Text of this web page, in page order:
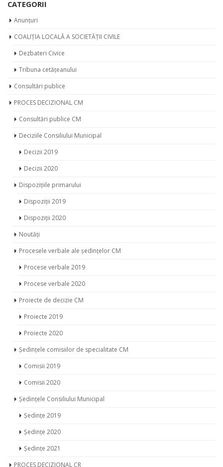
COALIȚIA LOCALĂ A SOCIETĂȚII CIVILE
Dezbateri Civice
Tribuna cetățeanului
Consultări publice
PROCES DECIZIONAL CM
Consultări publice CM
Deciziile Consiliului Municipal
Decizii 2019
Decizii 2020
Dispozițiile primarului
Dispoziții 2019
Dispoziții 2020
Noutăți
Procesele verbale ale ședințelor CM
Procese verbale 2019
Procese verbale 2020
Proiecte de decizie CM
Proiecte 2019
Proiecte 2020
Ședințele comisiilor de specialitate CM
Comisii 2019
Comisii 2020
Ședințele Consiliului Municipal
Ședințe 2019
Ședințe 2020
Ședințe 2021
PROCES DECIZIONAL CR
Noutăți